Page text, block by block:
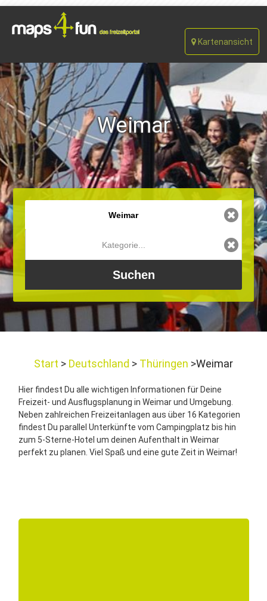
Kartenansicht
Weimar
Start Deutschland Thüringen Weimar
Hier findest Du alle wichtigen Informationen für Deine
Freizeit- und Ausflugsplanung in Weimar und Umgebung.
Neben zahlreichen Freizeitanlagen aus über 16 Kategorien
findest Du parallel Unterkünfte vom Campingplatz bis hin
zum 5-Sterne-Hotel um deinen Aufenthalt in Weimar
perfekt zu planen. Viel Spaß und eine gute Zeit in Weimar!